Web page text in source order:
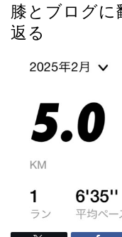
膝とブログに
返る